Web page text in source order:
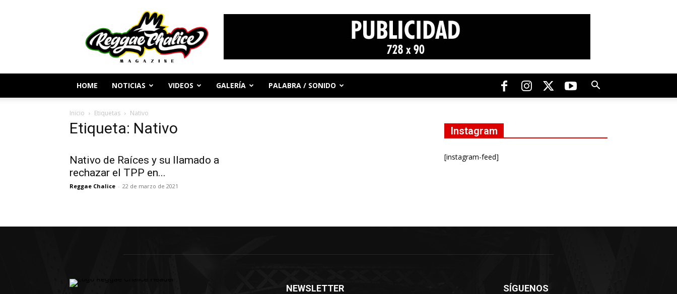
Periodismo
y
Cultura
Reggae
HOME NOTICIAS VIDEOS GALERÍA PALABRA / SONIDO
Inicio Etiquetas Nativo
Etiqueta: Nativo
Nativo de Raíces y su llamado a
rechazar el TPP en...
Reggae Chalice - 22 de marzo de 2021
Instagram
[instagram-feed]
NEWSLETTER SÍGUENOS